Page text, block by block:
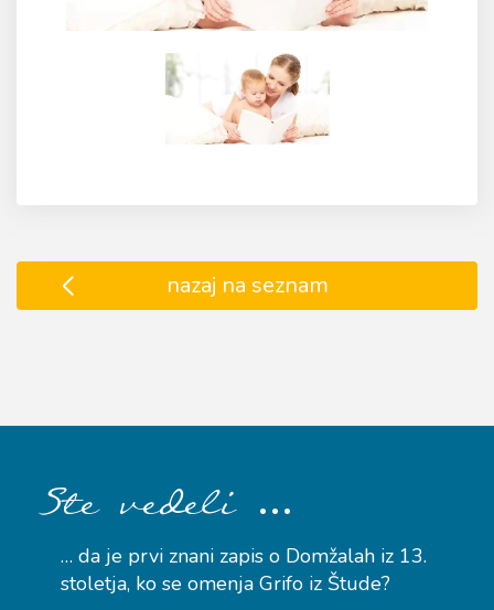
nazaj na seznam
Ste vedeli …
… da je prvi znani zapis o Domžalah iz 13.
stoletja, ko se omenja Grifo iz Štude?